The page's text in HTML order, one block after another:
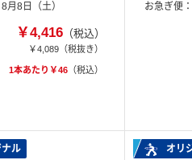
8月8日（土）
￥4,416（税込）
￥4,089（税抜き）
1本あたり￥46（税込）
お急ぎ便
ル オリ